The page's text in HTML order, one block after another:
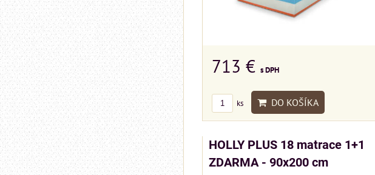
713 € s DPH
ks DO KOŠÍKA
HOLLY PLUS 18 matrace 1+1
ZDARMA - 90x200 cm